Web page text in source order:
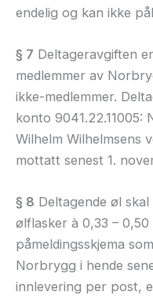
endelig og kan ikke
§ 7 Deltageravgiften
medlemmer av
ikke-medlemmer.
konto
Wilhelm Wilhelmsens
mottatt senest 1.
§ 8 Deltagende øl
ølflasker à 0,33 –
påmeldingsskjema
Norbrygg i hende
innlevering per post,